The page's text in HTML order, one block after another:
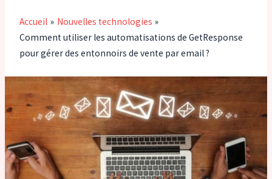
Accueil
Nouvelles technologies
Comment utiliser les automatisations de GetResponse
pour gérer des entonnoirs de vente par email ?